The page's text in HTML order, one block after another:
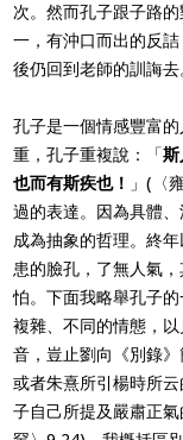
次。然而孔子跟子路
一，有沖口而出的反
後仍回到老師的訓誨去
孔子是一個情感豐富
重，孔子重複說：「斯
也而有斯疾也！
」(〈
過的表達。因為具體
成為抽象的哲理。終
患的臉孔，了無人氣
怕。下面我略舉孔子
複雜、不同的情態，
音，豈止劉向《別錄
或者朱熹所引楊時所
子自己所提及嚴肅正